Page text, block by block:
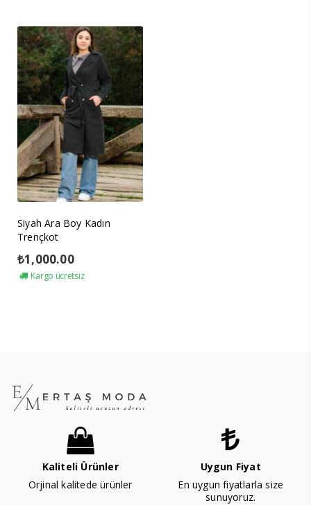
Siyah Ara Boy Kadın
Trençkot
₺1,000.00
Kargo ücretsiz
Kaliteli Ürünler
Orjinal kalitede ürünler
Uygun Fiyat
En uygun fiyatlarla size
sunuyoruz.